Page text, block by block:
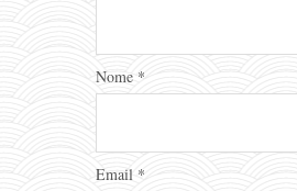
Nome *
Email *